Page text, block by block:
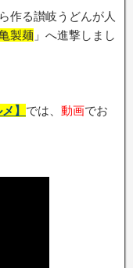
作る讃岐うどんが人
製麺 」へ進撃しまし
】 では、 動画でお